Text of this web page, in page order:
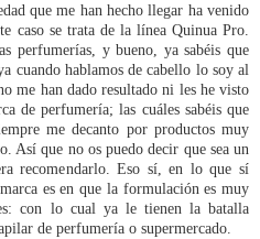
que me han hecho llegar ha venido
caso se trata de la línea Quinua Pro.
perfumerías, y bueno, ya sabéis que
cuando hablamos de cabello lo soy al
me han dado resultado ni les he visto
de perfumería; las cuáles sabéis que
me decanto por productos muy
Así que no os puedo decir que sea un
recomendarlo. Eso sí, en lo que sí
es en que la formulación es muy
con lo cual ya le tienen la batalla
de perfumería o supermercado.